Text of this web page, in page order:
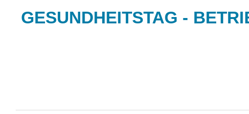
GESUNDHEITSTAG -